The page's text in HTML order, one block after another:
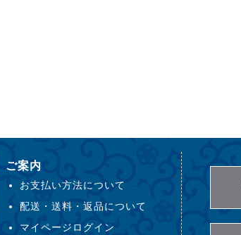
ご案内
お支払い方法について
配送・送料・返品について
マイページログイン